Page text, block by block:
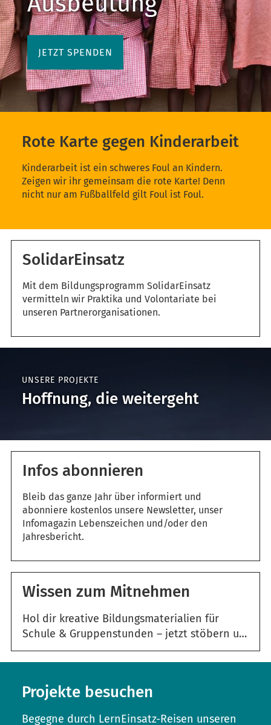
JETZT SPENDEN
Rote Karte gegen Kinderarbeit
Kinderarbeit ist ein schweres Foul an Kindern.
Zeigen wir ihr gemeinsam die rote Karte! Denn
nicht nur am Fußballfeld gilt Foul ist Foul.
SolidarEinsatz
Mit dem Bildungsprogramm SolidarEinsatz
vermitteln wir Praktika und Volontariate bei
unseren Partnerorganisationen.
UNSERE PROJEKTE
Hoffnung, die weitergeht
Infos abonnieren
Bleib das ganze Jahr über informiert und
abonniere kostenlos unsere Newsletter, unser
Infomagazin Lebenszeichen und/oder den
Jahresbericht.
Wissen zum Mitnehmen
Hol dir kreative Bildungsmaterialien für
Schule & Gruppenstunden – jetzt stöbern und loslegen
Projekte besuchen
Begegne durch LernEinsatz-Reisen unseren